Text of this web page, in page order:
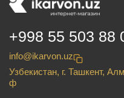
+998 55 503 88
info@ikarvon.uz
Узбекистан, г. Ташкент,
ф